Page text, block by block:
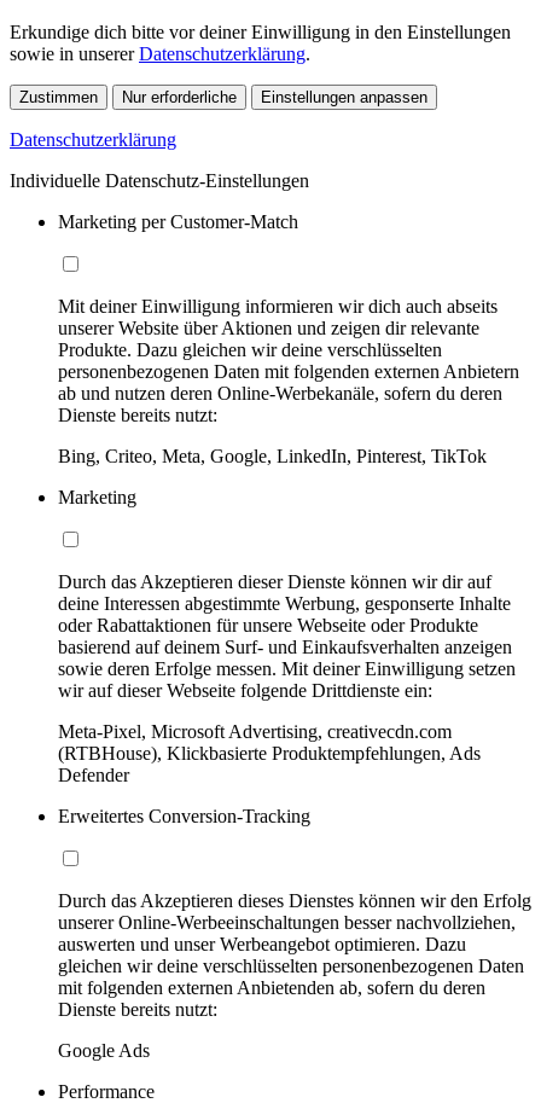
Erkundige dich bitte vor deiner Einwilligung in den Einstellungen
sowie in unsererDatenschutzerklärung.
Zustimmen Nur erforderliche Einstellungen anpassen
Datenschutzerklärung
Individuelle Datenschutz-Einstellungen
Marketing per Customer-Match
Mit deiner Einwilligung informieren wir dich auch abseits
unserer Website über Aktionen und zeigen dir relevante
Produkte. Dazu gleichen wir deine verschlüsselten
personenbezogenen Daten mit folgenden externen Anbietern
ab und nutzen deren Online-Werbekanäle, sofern du deren
Dienste bereits nutzt:
Bing, Criteo, Meta, Google, LinkedIn, Pinterest, TikTok
Marketing
Durch das Akzeptieren dieser Dienste können wir dir auf
deine Interessen abgestimmte Werbung, gesponserte Inhalte
oder Rabattaktionen für unsere Webseite oder Produkte
basierend auf deinem Surf- und Einkaufsverhalten anzeigen
sowie deren Erfolge messen. Mit deiner Einwilligung setzen
wir auf dieser Webseite folgende Drittdienste ein:
Meta-Pixel, Microsoft Advertising, creativecdn.com
(RTBHouse), Klickbasierte Produktempfehlungen, Ads
Defender
Erweitertes Conversion-Tracking
Durch das Akzeptieren dieses Dienstes können wir den Erfolg
unserer Online-Werbeeinschaltungen besser nachvollziehen,
auswerten und unser Werbeangebot optimieren. Dazu
gleichen wir deine verschlüsselten personenbezogenen Daten
mit folgenden externen Anbietenden ab, sofern du deren
Dienste bereits nutzt:
Google Ads
Performance